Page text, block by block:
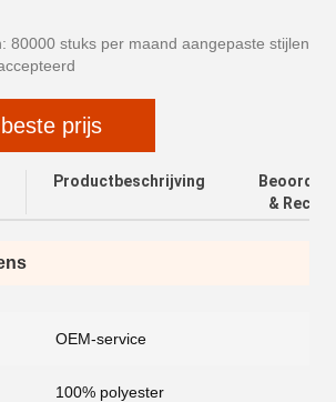
80000 stuks per maand aangepaste stijlen
prijs
Productbeschrijving
&
OEM-service
100% polyester